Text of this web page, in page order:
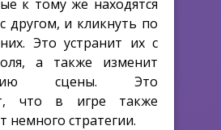
к тому же находятся
другом, и кликнуть по
Это устранит их с
а также изменит
сцены. Это
что в игре также
немного стратегии.